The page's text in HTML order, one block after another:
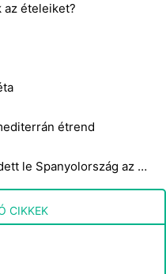
az ételeiket?
étrend
MILYEN TERÜLETEN telepedett le Spanyolország az Újvilágban?
CIKKEK